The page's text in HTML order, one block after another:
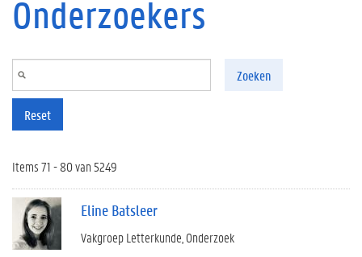
Onderzoekers
Zoeken
Reset
Items 71 - 80 van 5249
Eline Batsleer
Vakgroep Letterkunde Onderzoek